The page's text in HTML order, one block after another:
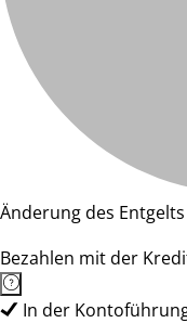
Änderung des
Bezahlen mit der
In der